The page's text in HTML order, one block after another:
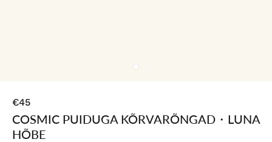
€45
COSMIC PUIDUGA KÕRVARÕNGAD・LUNA
HÕBE